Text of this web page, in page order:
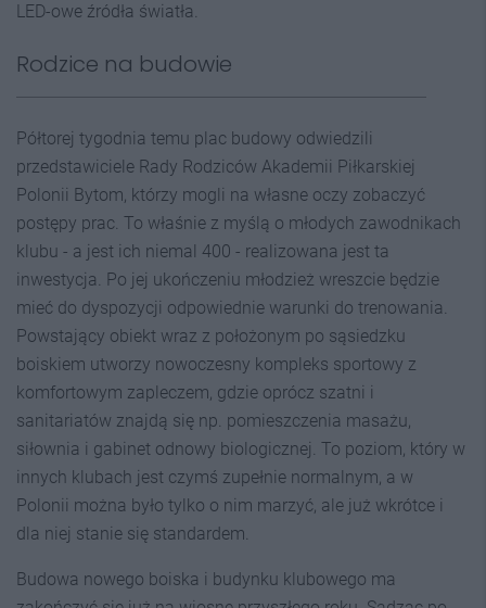
LED-owe źródła światła.
Rodzice na budowie
Półtorej tygodnia temu plac budowy odwiedzili
przedstawiciele Rady Rodziców Akademii Piłkarskiej
Polonii Bytom, którzy mogli na własne oczy zobaczyć
postępy prac. To właśnie z myślą o młodych zawodnikach
klubu - a jest ich niemal 400 - realizowana jest ta
inwestycja. Po jej ukończeniu młodzież wreszcie będzie
mieć do dyspozycji odpowiednie warunki do trenowania.
Powstający obiekt wraz z położonym po sąsiedzku
boiskiem utworzy nowoczesny kompleks sportowy z
komfortowym zapleczem, gdzie oprócz szatni i
sanitariatów znajdą się np. pomieszczenia masażu,
siłownia i gabinet odnowy biologicznej. To poziom, który w
innych klubach jest czymś zupełnie normalnym, a w
Polonii można było tylko o nim marzyć, ale już wkrótce i
dla niej stanie się standardem.
Budowa nowego boiska i budynku klubowego ma